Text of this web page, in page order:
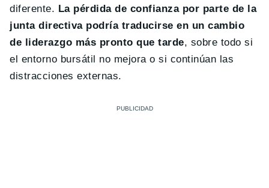
diferente. La pérdida de confianza por parte de la
junta directiva podría traducirse en un cambio
de liderazgo más pronto que tarde, sobre todo si
el entorno bursátil no mejora o si continúan las
distracciones externas.